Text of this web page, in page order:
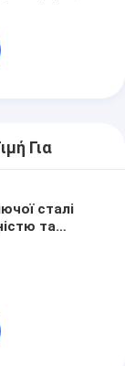
Για
сталі
та